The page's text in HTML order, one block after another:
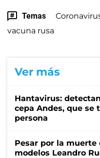
Temas
vacuna rusa
Ver más
Hantavirus:
cepa Andes, que se
persona
Pesar por la
modelos Leandro